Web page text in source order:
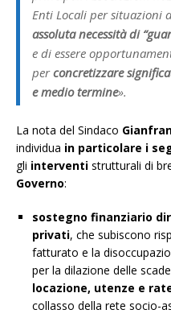
Enti Locali per situazioni
assoluta necessità di
e di essere
perconcretizzare
e medio termine».
La nota del Sindaco
individua in particolare i
gli interventi strutturali di
Governo:
sostegno finanziario
privati, che subiscono
fatturato e la
per la dilazione delle
locazione, utenze e
collasso della rete socio-